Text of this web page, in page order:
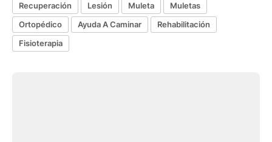
Recuperación Lesión Muleta
Muletas
Ortopédico
Ayuda A Caminar
Rehabilitación
Fisioterapia